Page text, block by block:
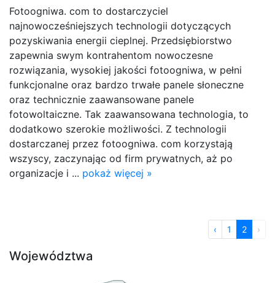
Fotoogniwa. com to dostarczyciel
najnowocześniejszych technologii dotyczących
pozyskiwania energii cieplnej. Przedsiębiorstwo
zapewnia swym kontrahentom nowoczesne
rozwiązania, wysokiej jakości fotoogniwa, w pełni
funkcjonalne oraz bardzo trwałe panele słoneczne
oraz technicznie zaawansowane panele
fotowoltaiczne. Tak zaawansowana technologia, to
dodatkowo szerokie możliwości. Z technologii
dostarczanej przez fotoogniwa. com korzystają
wszyscy, zaczynając od firm prywatnych, aż po
organizacje i ... pokaż więcej »
‹ 1 2 ›
Województwa